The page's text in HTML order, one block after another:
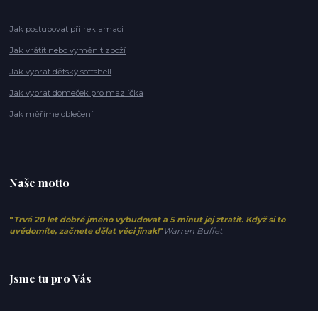
Jak postupovat při reklamaci
Jak vrátit nebo vyměnit zboží
Jak vybrat dětský softshell
Jak vybrat domeček pro mazlíčka
Jak měříme oblečení
Naše motto
" Trvá 20 let dobré jméno vybudovat a 5 minut jej ztratit. Když si to
uvědomíte, začnete dělat věci jinak!" Warren Buffet
Jsme tu pro Vás